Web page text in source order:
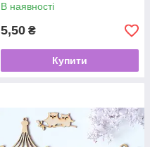
В наявності
5,50 ₴
Купити